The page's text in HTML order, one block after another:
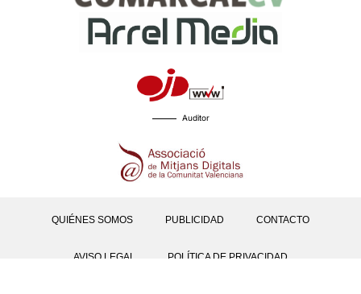
Auditor
QUIÉNES SOMOS PUBLICIDAD CONTACTO
AVISO LEGAL POLÍTICA DE PRIVACIDAD